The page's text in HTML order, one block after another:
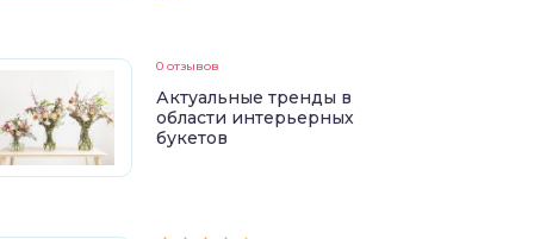
0 отзывов
Актуальные тренды в
области интерьерных
букетов